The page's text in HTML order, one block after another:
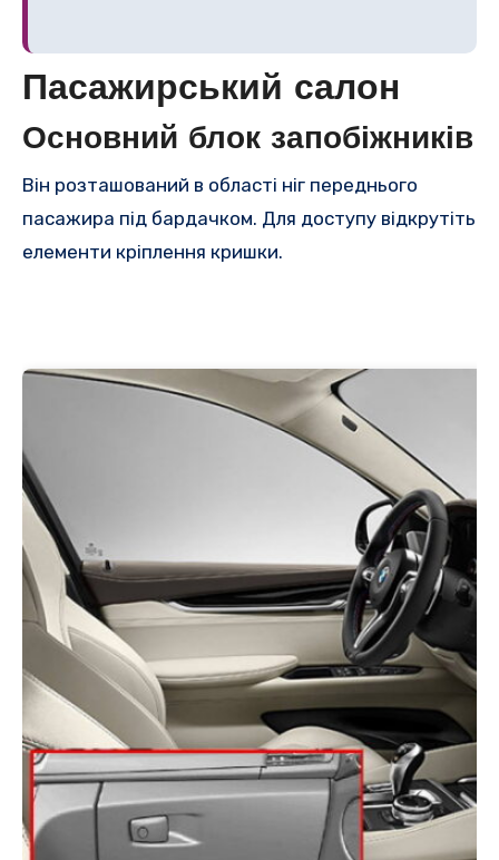
Пасажирський салон
Основний блок запобіжників
Він розташований в області ніг переднього
пасажира під бардачком. Для доступу відкрутіть
елементи кріплення кришки.